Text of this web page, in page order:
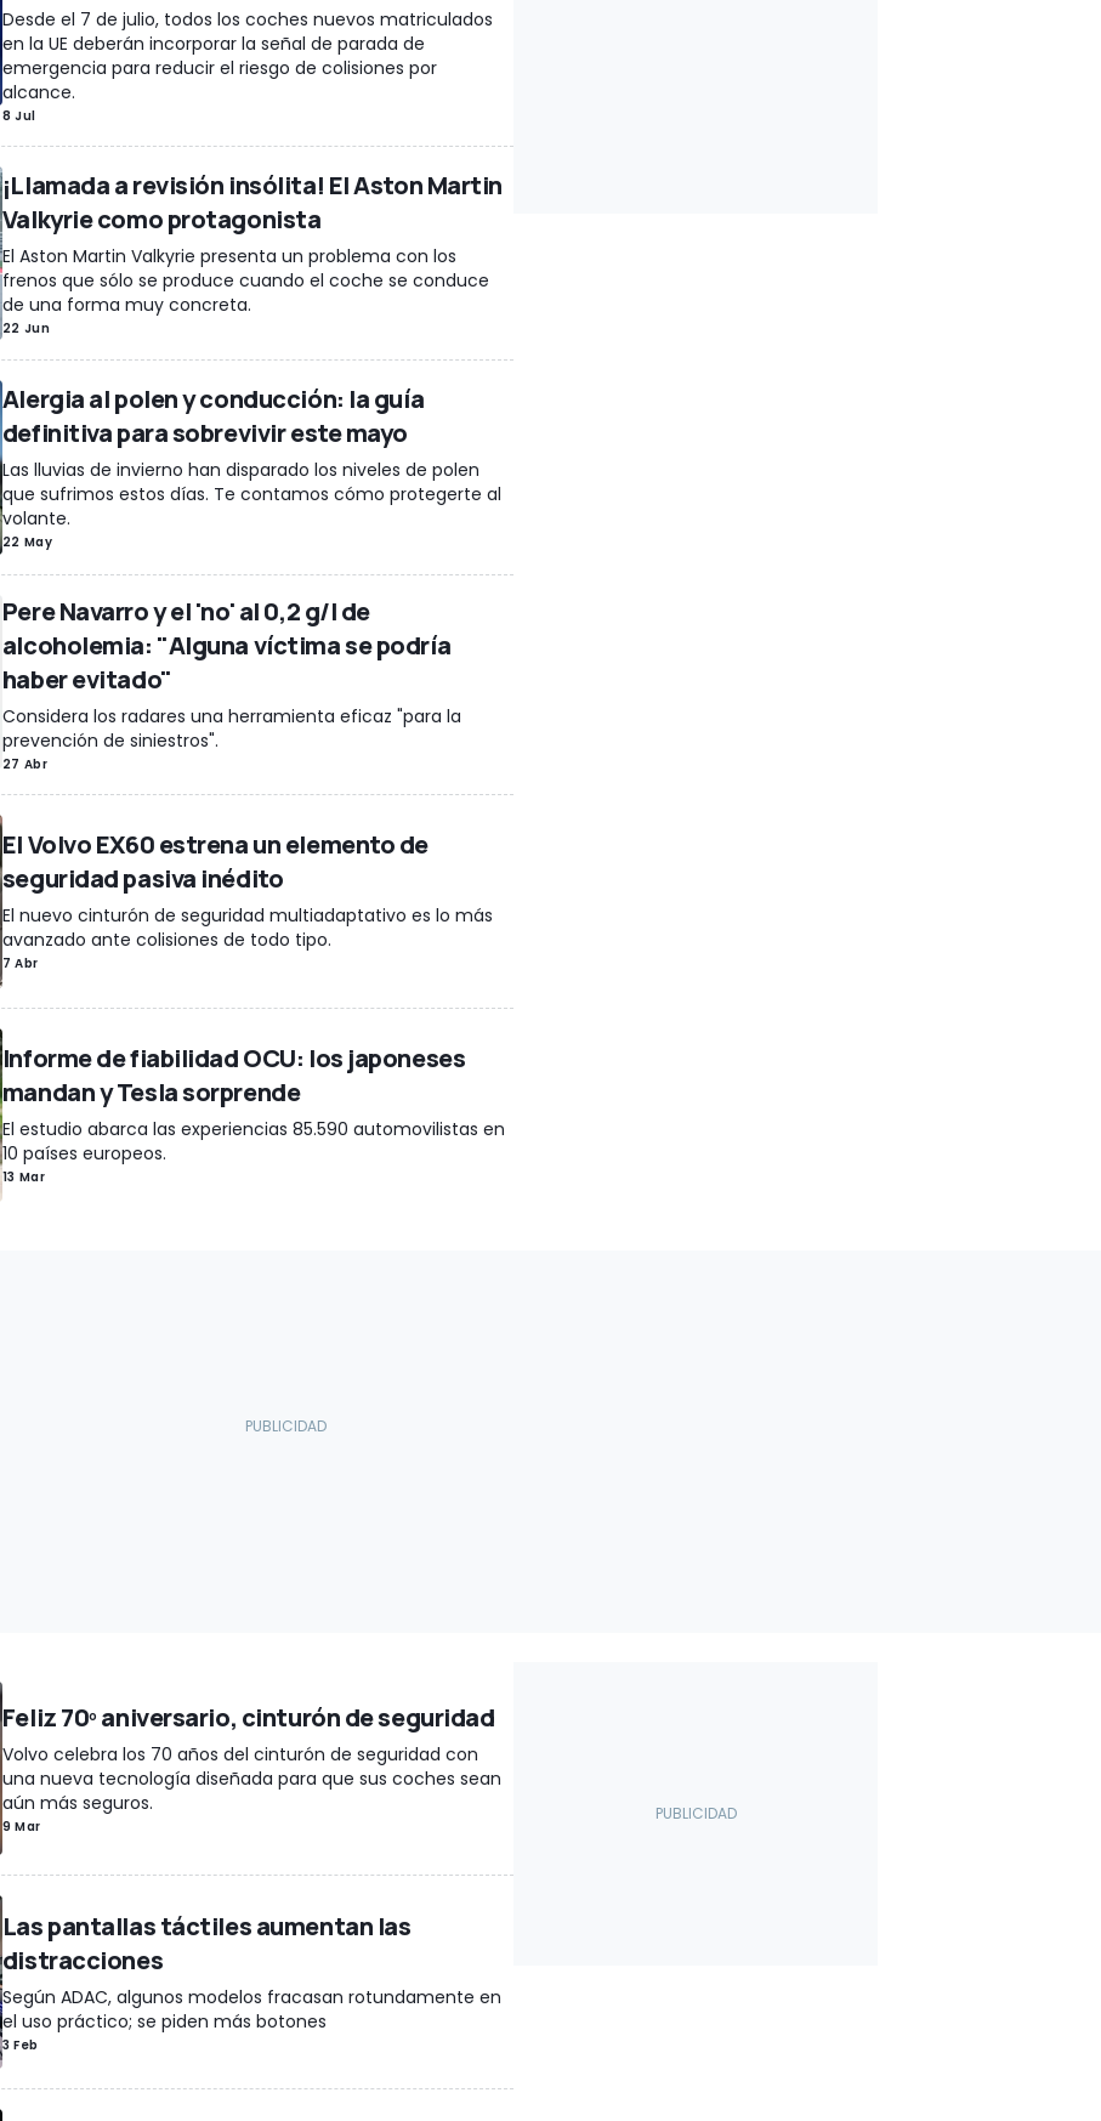
Desde el 7 de julio, todos los coches nuevos matriculados
en la UE deberán incorporar la señal de parada de
emergencia para reducir el riesgo de colisiones por
alcance.
8 Jul
¡Llamada a revisión insólita! El Aston Martin
Valkyrie como protagonista
El Aston Martin Valkyrie presenta un problema con los
frenos que sólo se produce cuando el coche se conduce
de una forma muy concreta.
22 Jun
Alergia al polen y conducción: la guía
definitiva para sobrevivir este mayo
Las lluvias de invierno han disparado los niveles de polen
que sufrimos estos días. Te contamos cómo protegerte al
volante.
22 May
Pere Navarro y el 'no' al 0,2 g/l de
alcoholemia: "Alguna víctima se podría
haber evitado"
Considera los radares una herramienta eficaz "para la
prevención de siniestros".
27 Abr
El Volvo EX60 estrena un elemento de
seguridad pasiva inédito
El nuevo cinturón de seguridad multiadaptativo es lo más
avanzado ante colisiones de todo tipo.
7 Abr
Informe de fiabilidad OCU: los japoneses
mandan y Tesla sorprende
El estudio abarca las experiencias 85.590 automovilistas en
10 países europeos.
13 Mar
Feliz 70º aniversario, cinturón de seguridad
Volvo celebra los 70 años del cinturón de seguridad con
una nueva tecnología diseñada para que sus coches sean
aún más seguros.
9 Mar
Las pantallas táctiles aumentan las
distracciones
Según ADAC, algunos modelos fracasan rotundamente en
el uso práctico; se piden más botones
3 Feb